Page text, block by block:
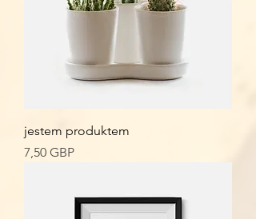
jestem produktem
Cena
7,50 GBP